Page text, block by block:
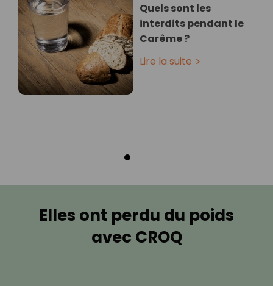
Quels sont les
interdits pendant le
Carême ?
Lire la suite
Elles ont perdu du poids
avec CROQ